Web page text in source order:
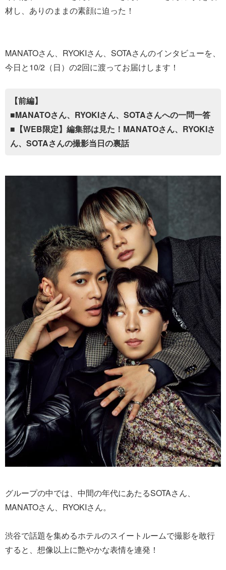
材し、ありのままの素顔に迫った！
MANATOさん、RYOKIさん、SOTAさんのインタビューを、
今日と10/2（日）の2回に渡ってお届けします！
【前編】
■MANATOさん、RYOKIさん、SOTAさんへの一問一答
■【WEB限定】編集部は見た！MANATOさん、RYOKIさ
ん、SOTAさんの撮影当日の裏話
グループの中では、中間の年代にあたるSOTAさん、
MANATOさん、RYOKIさん。
渋谷で話題を集めるホテルのスイートルームで撮影を敢行
すると、想像以上に艶やかな表情を連発！